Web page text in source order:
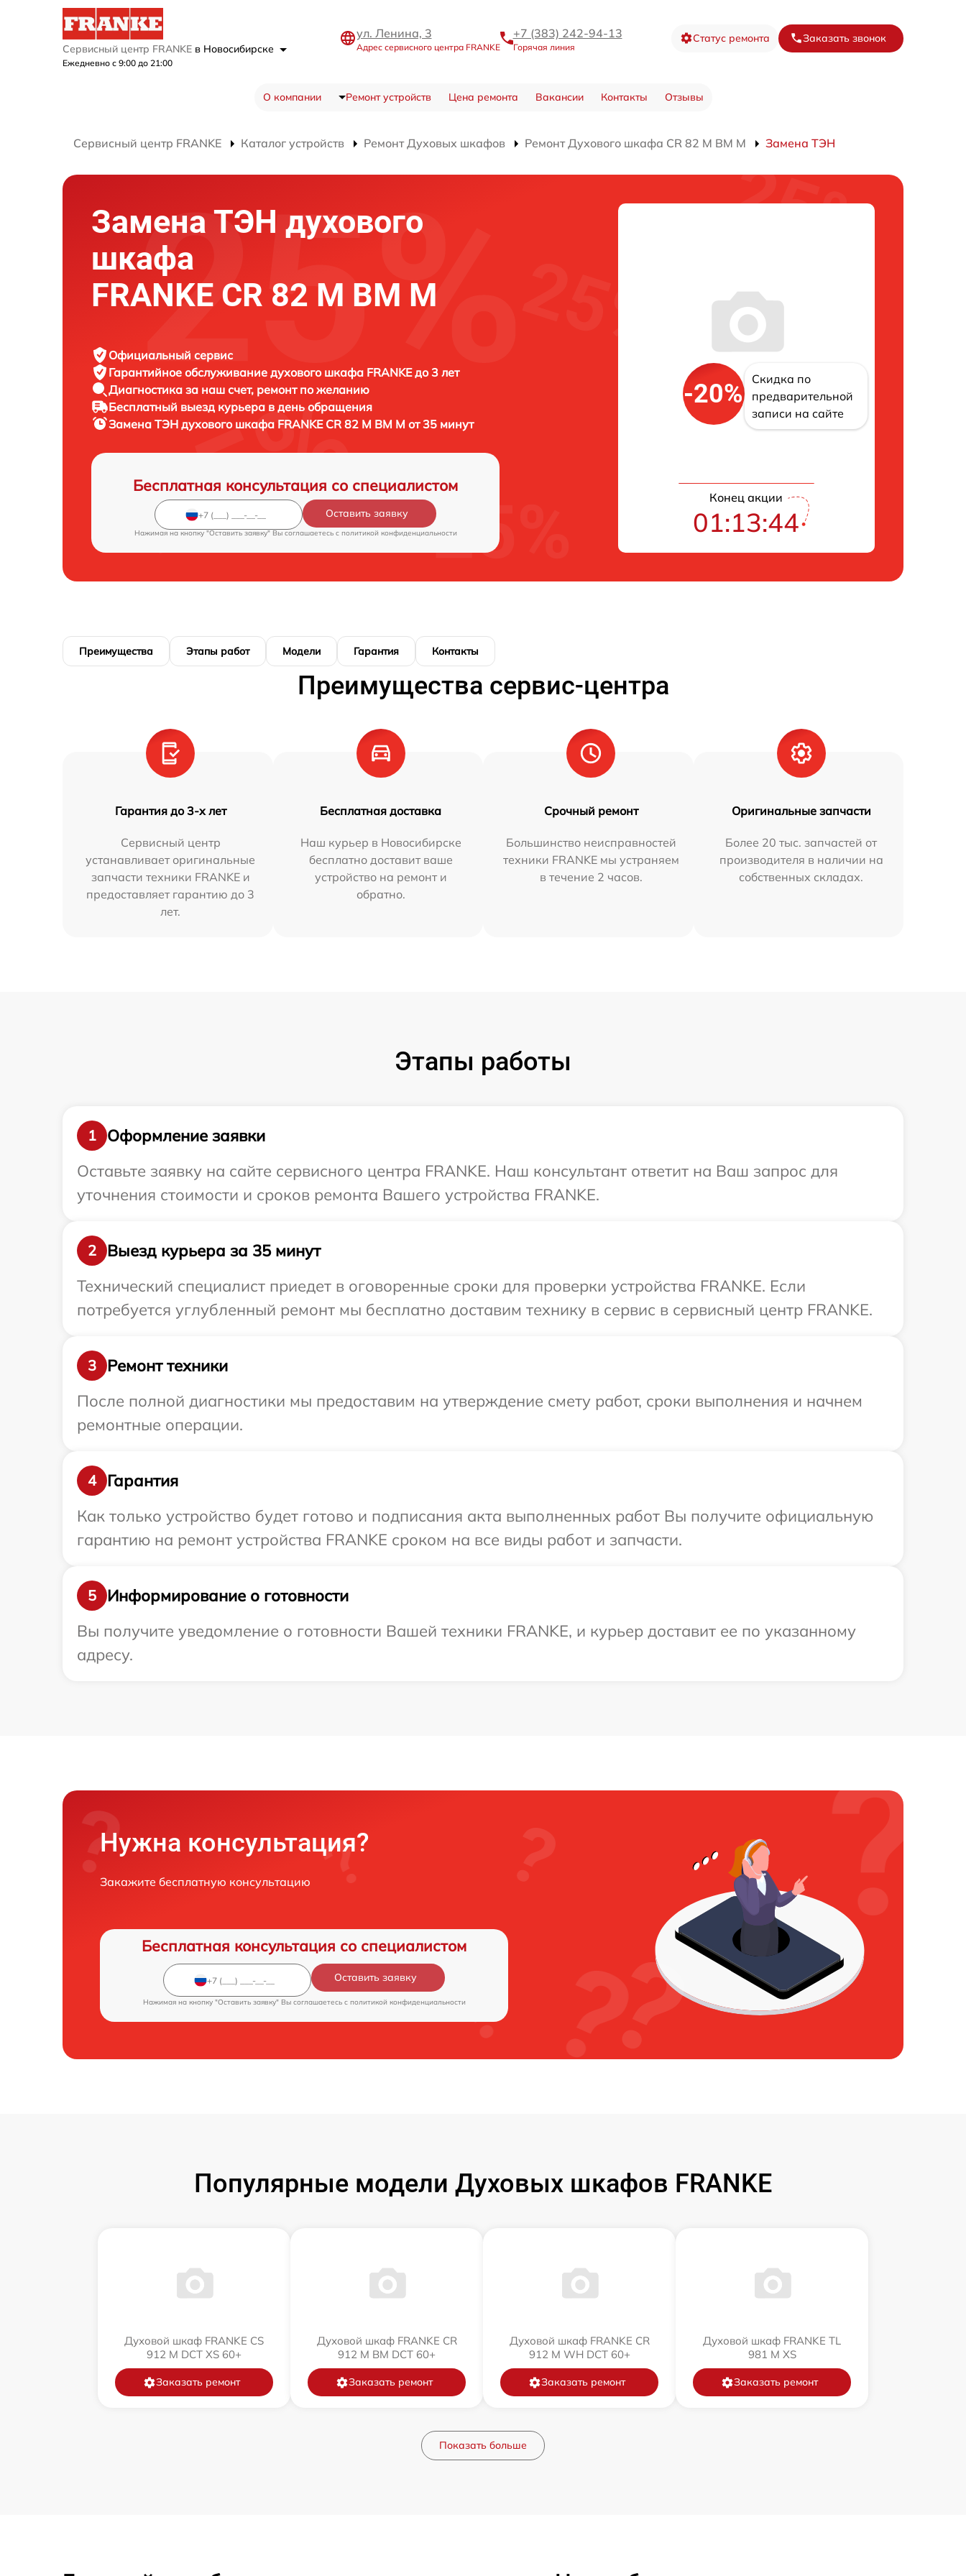
Сервисный центр FRANKE в Новосибирске
Ежедневно с 9:00 до 21:00
ул. Ленина, 3
Адрес сервисного центра FRANKE
+7 (383) 242-94-13
Горячая линия
Статус ремонта Заказать звонок
О компании Ремонт устройств Цена ремонта Вакансии Контакты Отзывы
Сервисный центр FRANKE Каталог устройств Ремонт Духовых шкафов Ремонт Духового шкафа CR 82 M BM M Замена ТЭН
Замена ТЭН духового
шкафа
FRANKE CR 82 M BM M
Официальный сервис
Гарантийное обслуживание духового шкафа FRANKE до 3 лет
Диагностика за наш счет, ремонт по желанию
Бесплатный выезд курьера в день обращения
Замена ТЭН духового шкафа FRANKE CR 82 M BM M от 35 минут
Бесплатная консультация со специалистом
Оставить заявку
Нажимая на кнопку "Оставить заявку" Вы соглашаетесь c политикой конфиденциальности
-20%
Скидка по
предварительной
записи на сайте
Конец акции
01:13:43
Преимущества Этапы работ Модели Гарантия Контакты
Преимущества сервис-центра
Гарантия до 3-х лет
Сервисный центр
устанавливает оригинальные
запчасти техники FRANKE и
предоставляет гарантию до 3
лет.
Бесплатная доставка
Наш курьер в Новосибирске
бесплатно доставит ваше
устройство на ремонт и
обратно.
Срочный ремонт
Большинство неисправностей
техники FRANKE мы устраняем
в течение 2 часов.
Оригинальные запчасти
Более 20 тыс. запчастей от
производителя в наличии на
собственных складах.
Этапы работы
1
Оформление заявки
Оставьте заявку на сайте сервисного центра FRANKE. Наш консультант ответит на Ваш запрос для
уточнения стоимости и сроков ремонта Вашего устройства FRANKE.
2
Выезд курьера за 35 минут
Технический специалист приедет в оговоренные сроки для проверки устройства FRANKE. Если
потребуется углубленный ремонт мы бесплатно доставим технику в сервис в сервисный центр FRANKE.
3
Ремонт техники
После полной диагностики мы предоставим на утверждение смету работ, сроки выполнения и начнем
ремонтные операции.
4
Гарантия
Как только устройство будет готово и подписания акта выполненных работ Вы получите официальную
гарантию на ремонт устройства FRANKE сроком на все виды работ и запчасти.
5
Информирование о готовности
Вы получите уведомление о готовности Вашей техники FRANKE, и курьер доставит ее по указанному
адресу.
Нужна консультация?
Закажите бесплатную консультацию
Бесплатная консультация со специалистом
Оставить заявку
Нажимая на кнопку "Оставить заявку" Вы соглашаетесь c политикой конфиденциальности
Популярные модели Духовых шкафов FRANKE
Духовой шкаф FRANKE CS
912 M DCT XS 60+
Заказать ремонт
Духовой шкаф FRANKE CR
912 M BM DCT 60+
Заказать ремонт
Духовой шкаф FRANKE CR
912 M WH DCT 60+
Заказать ремонт
Духовой шкаф FRANKE TL
981 M XS
Заказать ремонт
Показать больше